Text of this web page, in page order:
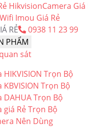
HikvisionCamera Giá
Imou Giá Rẻ
RẺ
0938 11 23 99
PHẨM
sát
HIKVISION Trọn Bộ
KBVISION Trọn Bộ
DAHUA Trọn Bộ
giá Rẻ Trọn Bộ
Nên Dùng